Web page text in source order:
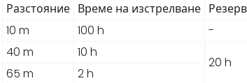
Разстояние Време на изстрелване
10 m 100 h
-
40 m 10 h
20 h
65 m 2 h